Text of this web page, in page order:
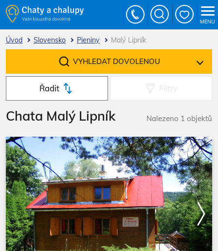
Úvod Slovensko Pieniny Malý Lipník
Řadit
Chata Malý Lipník Nalezeno 1 objektů
VYHLEDAT DOVOLENOU
MENU